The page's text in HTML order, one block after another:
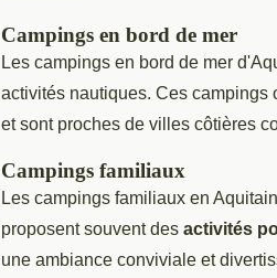
Campings en bord de mer
Les campings en bord de mer
activités nautiques. Ces campings
et sont proches de villes côtières
Campings familiaux
Les campings familiaux en
proposent souvent des activités
une ambiance conviviale et